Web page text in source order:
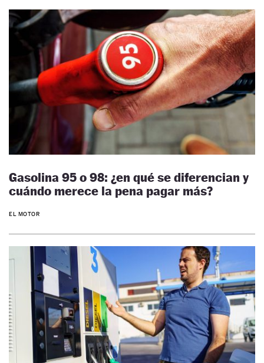
Gasolina 95 o 98: ¿en qué se diferencian y
cuándo merece la pena pagar más?
EL MOTOR